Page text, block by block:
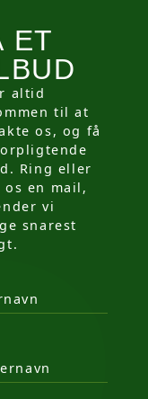
ET
altid
til at
os, og få
Ring eller
os en mail,
vi
snarest